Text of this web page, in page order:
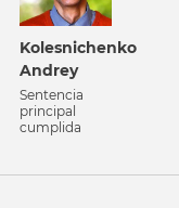
Kolesnichenko
Andrey
Sentencia
principal
cumplida